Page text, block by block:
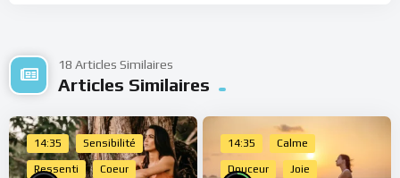
18 Articles Similaires
Articles Similaires
14:35 Sensibilité
Ressenti Coeur
14:35 Calme
Douceur Joie